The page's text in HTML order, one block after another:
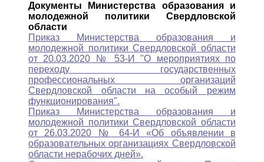
Документы Министерства образования и
молодежной политики Свердловской
области
Приказ Министерства образования и
молодежной политики Свердловской области
от 20.03.2020 № 53-И "О мероприятиях по
переходу государственных
профессиональных организаций
Свердловской области на особый режим
функционирования".
Приказ Министерства образования и
молодежной политики Свердловской области
от 26.03.2020 № 64-И «Об объявлении в
образовательных организациях Свердловской
области нерабочих дней».